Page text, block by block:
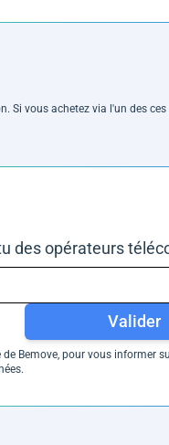
Si vous achetez via l'un des
des opérateurs
Valider
Bemove, pour vous informer